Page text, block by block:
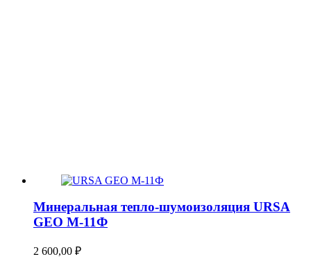
Минеральная тепло-шумоизоляция URSA
GEO М-11Ф
2 600,00 ₽